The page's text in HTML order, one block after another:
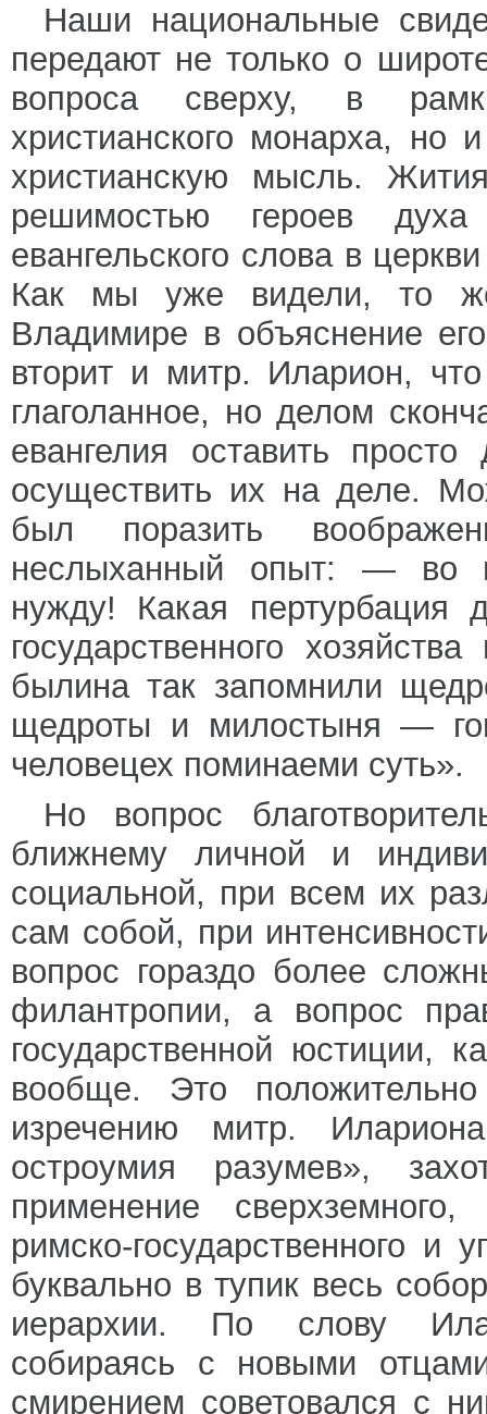
Наши национальные
передают не только о
вопроса сверху, в
христианского монарха, но
христианскую мысль.
решимостью героев
евангельского слова в
Как мы уже видели, то
Владимире в объяснение
вторит и митр. Иларион,
глаголанное, но делом
евангелия оставить
осуществить их на деле.
был поразить
неслыханный опыт: — во
нужду! Какая пертурбация
государственного
былина так запомнили
щедроты и милостыня —
человецех поминаеми суть».
Но вопрос
ближнему личной и
социальной, при всем их
сам собой, при
вопрос гораздо более
филантропии, а вопрос
государственной юстиции,
вообще. Это
изречению митр.
остроумия разумев»,
применение
римско-государственного и
буквально в тупик весь
иерархии. По слову
собираясь с новыми
смирением советовался с